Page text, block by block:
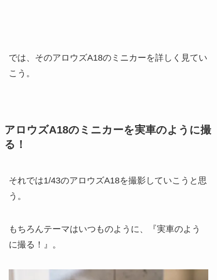
では、そのアロウズA18のミニカーを詳しく見てい
こう。
アロウズA18のミニカーを実車のように撮
る！
それでは1/43のアロウズA18を撮影していこうと思
う。
もちろんテーマはいつものように、『実車のよう
に撮る！』。